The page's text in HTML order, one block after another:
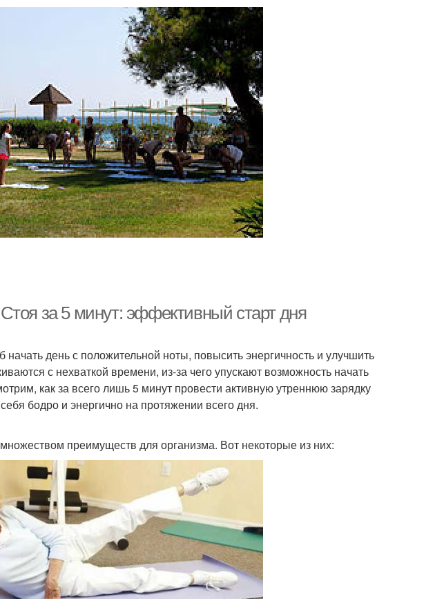
за 5 минут: эффективный старт дня
начать день с положительной ноты, повысить энергичность и улучшить
с нехваткой времени, из-за чего упускают возможность начать
как за всего лишь 5 минут провести активную утреннюю зарядку
бодро и энергично на протяжении всего дня.
преимуществ для организма. Вот некоторые из них: